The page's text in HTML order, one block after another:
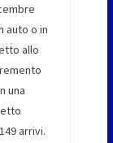
auto o in
allo
una
arrivi.